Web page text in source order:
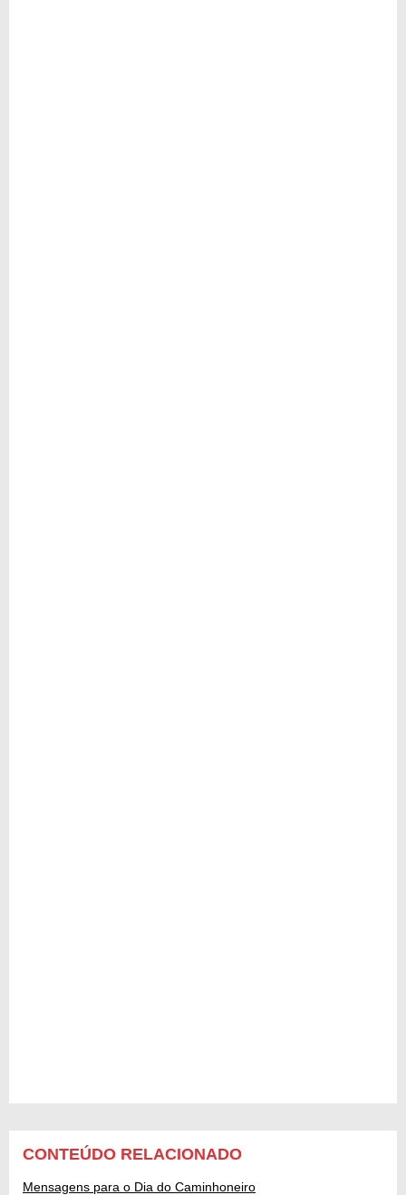
CONTEÚDO RELACIONADO
Mensagens para o Dia do Caminhoneiro